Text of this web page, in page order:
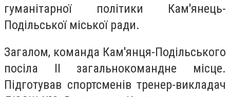
гуманітарної політики Кам'янець-
Подільської міської ради.
Загалом, команда Кам'янця-Подільського
посіла ІІ загальнокомандне місце.
Підготував спортсменів тренер-викладач